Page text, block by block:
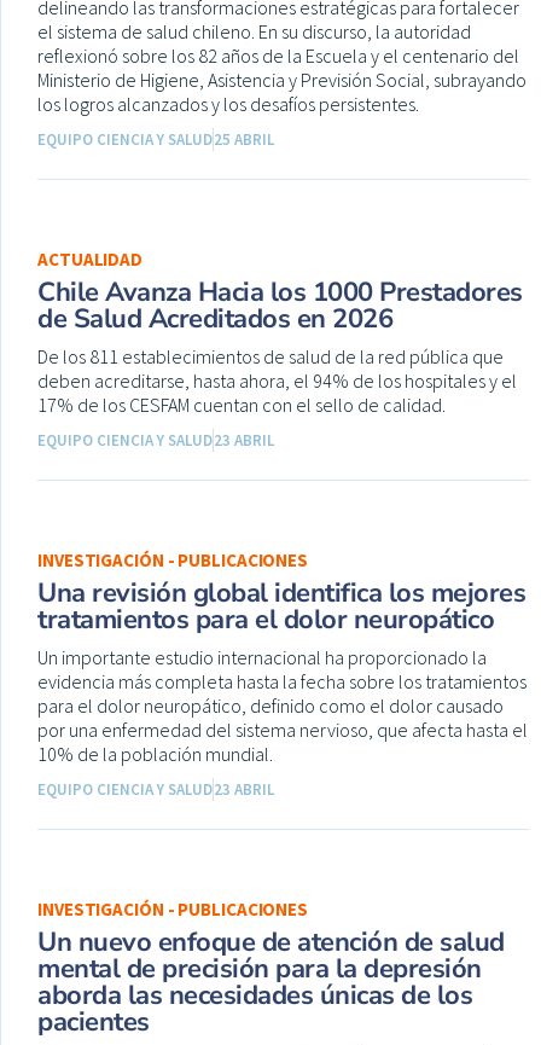
delineando las transformaciones estratégicas para fortalecer
el sistema de salud chileno. En su discurso, la autoridad
reflexionó sobre los 82 años de la Escuela y el centenario del
Ministerio de Higiene, Asistencia y Previsión Social, subrayando
los logros alcanzados y los desafíos persistentes.
EQUIPO CIENCIA Y SALUD25 ABRIL
ACTUALIDAD
Chile Avanza Hacia los 1000 Prestadores
de Salud Acreditados en 2026
De los 811 establecimientos de salud de la red pública que
deben acreditarse, hasta ahora, el 94% de los hospitales y el
17% de los CESFAM cuentan con el sello de calidad.
EQUIPO CIENCIA Y SALUD23 ABRIL
INVESTIGACIÓN - PUBLICACIONES
Una revisión global identifica los mejores
tratamientos para el dolor neuropático
Un importante estudio internacional ha proporcionado la
evidencia más completa hasta la fecha sobre los tratamientos
para el dolor neuropático, definido como el dolor causado
por una enfermedad del sistema nervioso, que afecta hasta el
10% de la población mundial.
EQUIPO CIENCIA Y SALUD23 ABRIL
INVESTIGACIÓN - PUBLICACIONES
Un nuevo enfoque de atención de salud
mental de precisión para la depresión
aborda las necesidades únicas de los
pacientes